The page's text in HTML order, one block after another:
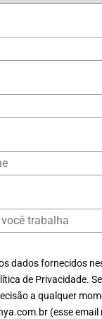
dados fornecidos
de Privacidade.
a qualquer
(esse email